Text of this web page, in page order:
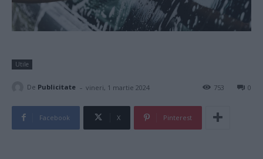
Utile
De Publicitate - vineri, 1 martie 2024 0
753
Facebook X Pinterest